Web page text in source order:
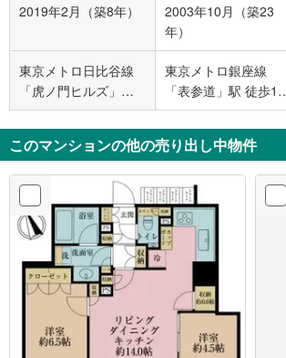
2019年2月（築8年）
2003年10月（築23
年）
東京メトロ日比谷線
「虎ノ門ヒルズ」駅
徒歩7分
東京メトロ銀座線
「表参道」駅 徒歩11
分
このマンションの他の売り出し中物件